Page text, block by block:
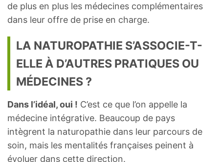
de plus en plus les médecines complémentaires
dans leur offre de prise en charge.
LA NATUROPATHIE S’ASSOCIE-T-
ELLE À D’AUTRES PRATIQUES OU
MÉDECINES ?
Dans l’idéal, oui ! C’est ce que l’on appelle la
médecine intégrative. Beaucoup de pays
intègrent la naturopathie dans leur parcours de
soin, mais les mentalités françaises peinent à
évoluer dans cette direction.